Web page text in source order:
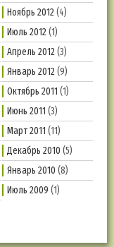
Ноябрь 2012(4)
Июль 2012(1)
Апрель 2012(3)
Январь 2012(9)
Октябрь 2011 (1)
Июнь 2011 (3)
Март 2011 (11)
Декабрь 2010 (5)
Январь 2010 (8)
Июль 2009 (1)